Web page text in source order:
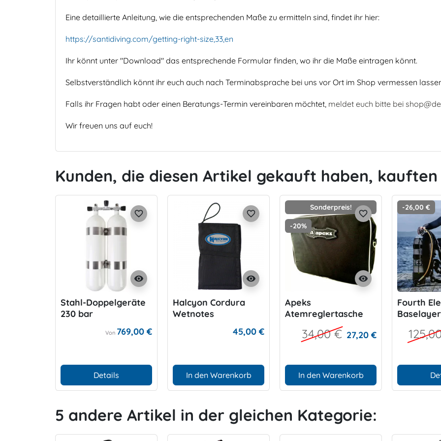
Eine detaillierte Anleitung, wie die entsprechenden Maße zu ermitteln sind, findet ihr hier:
https://santidiving.com/getting-right-size,33,en
Ihr könnt unter "Download" das entsprechende Formular finden, wo ihr die Maße eintragen könnt.
Selbstverständlich könnt ihr euch auch nach Terminabsprache bei uns vor Ort im Shop vermessen
Falls ihr Fragen habt oder einen Beratungs-Termin vereinbaren möchtet, meldet euch bitte bei
Wir freuen uns auf euch!
Kunden, die diesen Artikel gekauft haben, kauften
visibility
favorite_border
Stahl-Doppelgeräte
230 bar
Von 769,00 €
Details
visibility
favorite_border
Halcyon Cordura
Wetnotes
45,00 €
In den Warenkorb
Sonderpreis!
-20%
visibility
favorite_border
Apeks
Atemreglertasche
34,00 € 27,20 €
In den Warenkorb
-26,00 €
Fourth
5 andere Artikel in der gleichen Kategorie: